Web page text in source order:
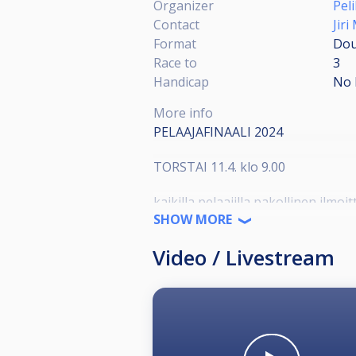
Organizer
Contact
Jiri
Format
Race to
3
Handicap
No
More info
PELAAJAFINAALI 2024
TORSTAI 11.4. klo 9.00
kaikilla pelaajilla pakollinen
192 pelaajaa arvotaan 16
Pelika Biljardiliiga kausi
Mikäli kaavio jää vajaaksi
SHOW MORE
Video / Livestream